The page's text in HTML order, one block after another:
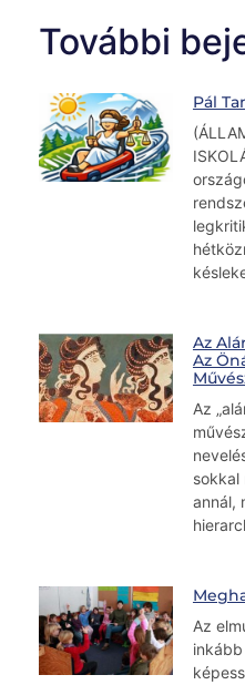
További
Pál
Az
Az
Az
sokkal
annál,
Az